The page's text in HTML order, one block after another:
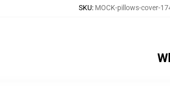
SKU: MOCK-pillows-cover-